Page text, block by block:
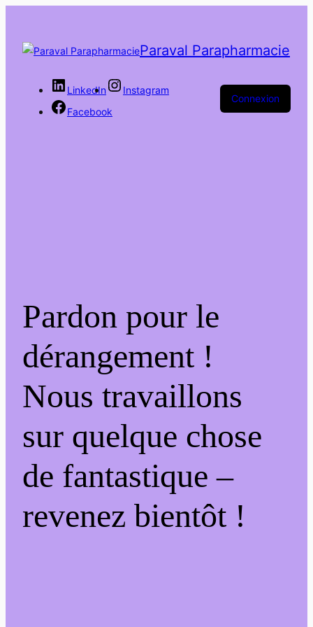
Paraval Parapharmacie
LinkedIn
Instagram
Facebook
Connexion
Pardon pour le
dérangement !
Nous travaillons
sur quelque chose
de fantastique –
revenez bientôt !